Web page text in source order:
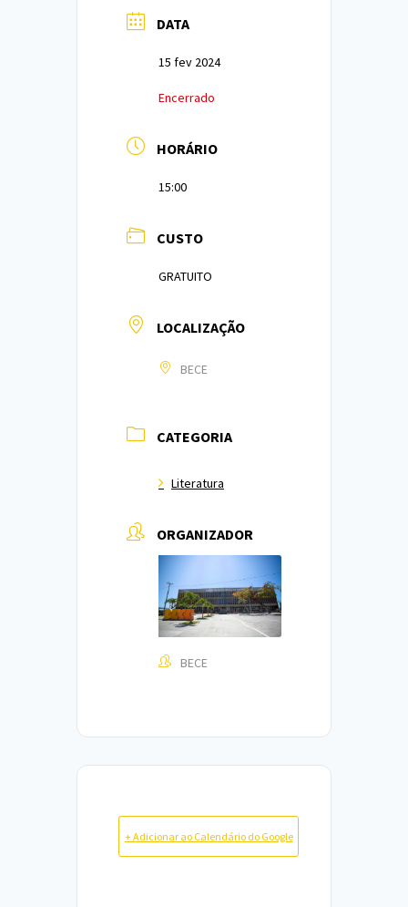
DATA
15 fev 2024
Encerrado
HORÁRIO
15:00
CUSTO
GRATUITO
LOCALIZAÇÃO
BECE
CATEGORIA
Literatura
ORGANIZADOR
BECE
+ Adicionar ao Calendário do Google